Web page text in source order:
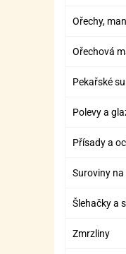
Ořechy,
Ořechová
Pekařské
Polevy a
Přísady a
Suroviny
Šlehačky a
Zmrzliny